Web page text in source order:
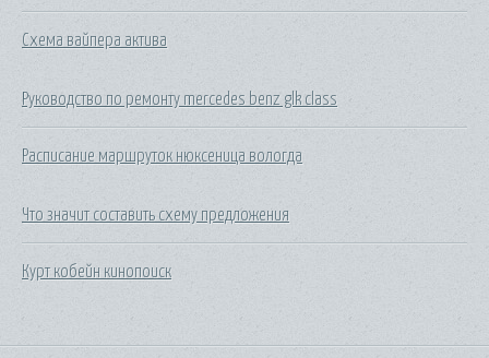
Схема вайпера актива
Руководство по ремонту mercedes benz glk class
Расписание маршруток нюксеница вологда
Что значит составить схему предложения
Курт кобейн кинопоиск